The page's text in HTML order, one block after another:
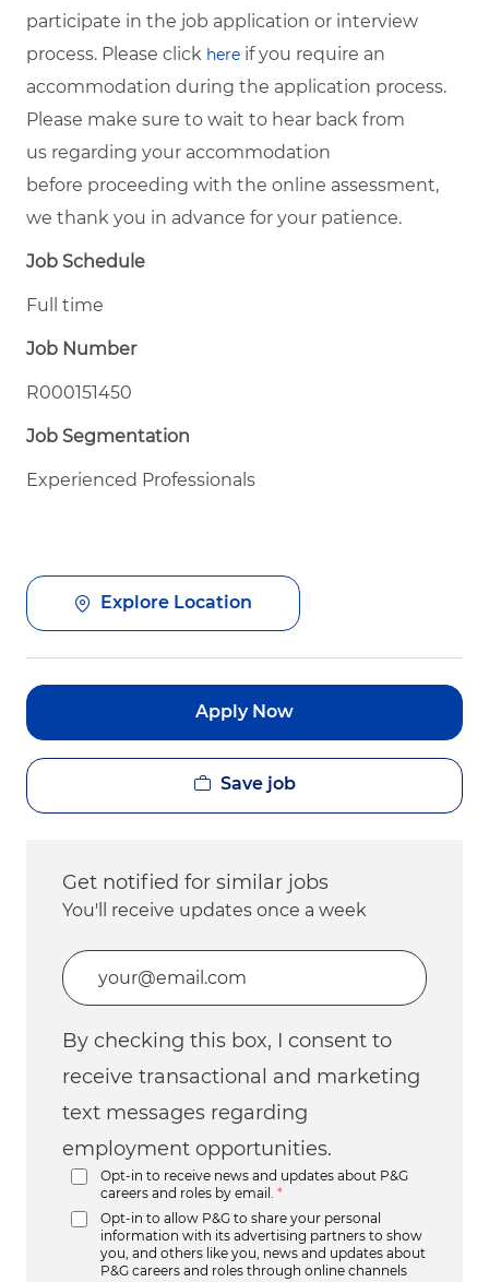
participate in the job application or interview
process. Please click here if you require an
accommodation during the application process.
Please make sure to wait to hear back from
us regarding your accommodation
before proceeding with the online assessment,
we thank you in advance for your patience.
Job Schedule
Full time
Job Number
R000151450
Job Segmentation
Experienced Professionals
Explore Location
Apply Now
Save job
Get notified for similar jobs
You'll receive updates once a week
Enter Email address (Required)
By checking this box, I consent to
receive transactional and marketing
text messages regarding
employment opportunities.
Opt-in to receive news and updates about P&G
careers and roles by email.
*
Opt-in to allow P&G to share your personal
information with its advertising partners to show
you, and others like you, news and updates about
P&G careers and roles through online channels